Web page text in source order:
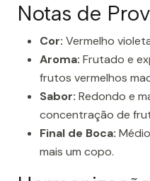
Notas de
Cor: Vermelho
Aroma: Frutado e
frutos vermelhos
Sabor: Redondo e
concentração de
Final de Boca:
mais um copo.